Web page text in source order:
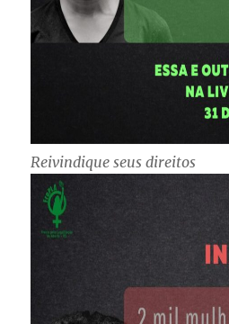
Reivindique seus direitos